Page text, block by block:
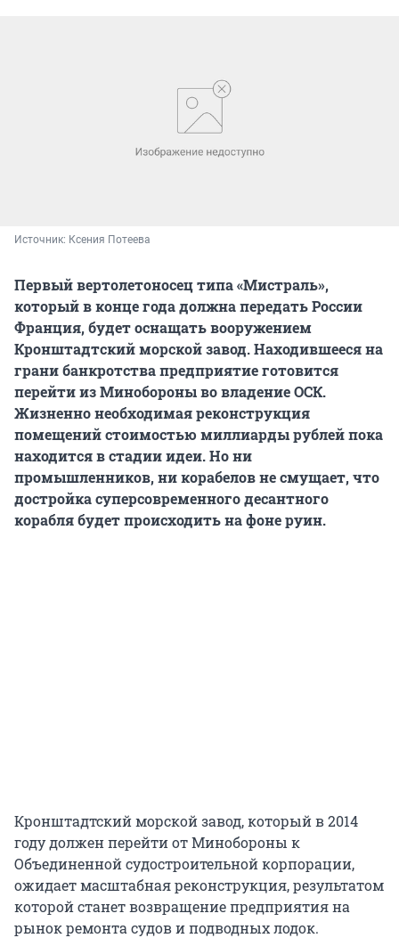
Источник: Ксения Потеева
Первый вертолетоносец типа «Мистраль»,
который в конце года должна передать России
Франция, будет оснащать вооружением
Кронштадтский морской завод. Находившееся на
грани банкротства предприятие готовится
перейти из Минобороны во владение ОСК.
Жизненно необходимая реконструкция
помещений стоимостью миллиарды рублей пока
находится в стадии идеи. Но ни
промышленников, ни корабелов не смущает, что
достройка суперсовременного десантного
корабля будет происходить на фоне руин.
Кронштадтский морской завод, который в 2014
году должен перейти от Минобороны к
Объединенной судостроительной корпорации,
ожидает масштабная реконструкция, результатом
которой станет возвращение предприятия на
рынок ремонта судов и подводных лодок.